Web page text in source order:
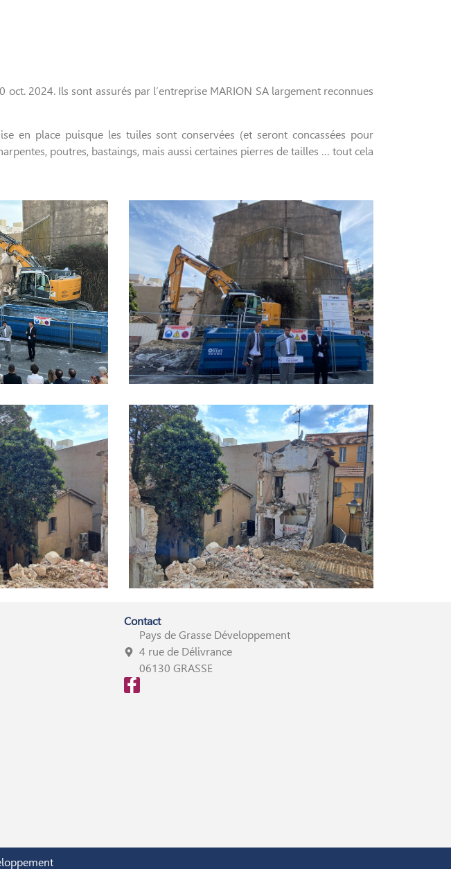
2024. Ils sont assurés par l’entreprise MARION SA largement reconnues
en place puisque les tuiles sont conservées (et seront concassées pour
poutres, bastaings, mais aussi certaines pierres de tailles … tout cela
Contact
Pays de Grasse Développement
4 rue de Délivrance
06130 GRASSE